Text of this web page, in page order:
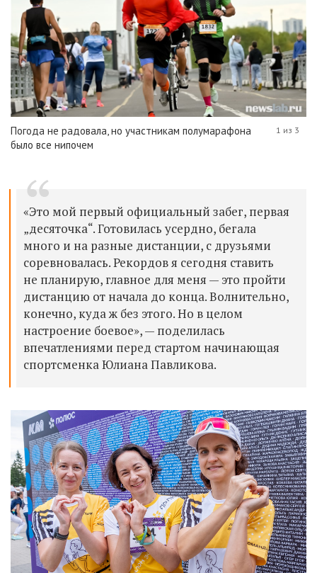
Погода не радовала, но участникам полумарафона
было все нипочем
1 из 3
«Это мой первый официальный забег, первая
„десяточка“. Готовилась усердно, бегала
много и на разные дистанции, с друзьями
соревновалась. Рекордов я сегодня ставить
не планирую, главное для меня — это пройти
дистанцию от начала до конца. Волнительно,
конечно, куда ж без этого. Но в целом
настроение боевое», — поделилась
впечатлениями перед стартом начинающая
спортсменка Юлиана Павликова.